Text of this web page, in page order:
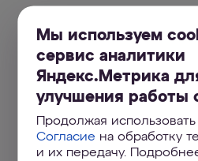
Мы используем
сервис аналитики
Яндекс.Метрика
улучшения работы
Продолжая использовать
Согласие на обработку
и их передачу.
Чистая вода для
Сменные
Инструкции по
Регистрация